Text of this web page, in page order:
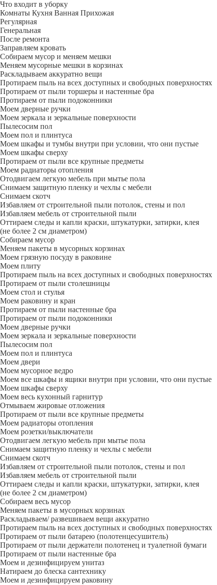
Что входит в уборку
Регу­лярная
Гене­ральная
После ремонта
Заправляем кровать
Собираем мусор и меняем мешки
Меняем мусорные мешки в корзинах
Раскладываем аккуратно вещи
Протираем пыль на всех доступных и свободных поверхностях
Протираем от пыли торшеры и настенные бра
Протираем от пыли подоконники
Моем дверные ручки
Моем зеркала и зеркальные поверхности
Пылесосим пол
Моем пол и плинтуса
Моем шкафы и тумбы внутри при условии, что они пустые
Моем шкафы сверху
Протираем от пыли все крупные предметы
Моем радиаторы отопления
Отодвигаем легкую мебель при мытье пола
Снимаем защитную пленку и чехлы с мебели
Снимаем скотч
Избавляем от строительной пыли потолок, стены и пол
Избавляем мебель от строительной пыли
Оттираем следы и капли краски, штукатурки, затирки, клея
(не более 2 см диаметром)
Собираем мусор
Меняем пакеты в мусорных корзинах
Моем грязную посуду в раковине
Моем плиту
Протираем пыль на всех доступных и свободных поверхностях
Протираем от пыли столешницы
Моем стол и стулья
Моем раковину и кран
Протираем от пыли настенные бра
Протираем от пыли подоконники
Моем дверные ручки
Моем зеркала и зеркальные поверхности
Пылесосим пол
Моем пол и плинтуса
Моем двери
Моем мусорное ведро
Моем все шкафы и ящики внутри при условии, что они пустые
Моем шкафы сверху
Моем весь кухонный гарнитур
Отмываем жировые отложения
Протираем от пыли все крупные предметы
Моем радиаторы отопления
Моем розетки/выключатели
Отодвигаем легкую мебель при мытье пола
Снимаем защитную пленку и чехлы с мебели
Снимаем скотч
Избавляем от строительной пыли потолок, стены и пол
Избавляем мебель от строительной пыли
Оттираем следы и капли краски, штукатурки, затирки, клея
(не более 2 см диаметром)
Собираем весь мусор
Меняем пакеты в мусорных корзинах
Раскладываем/ развешиваем вещи аккуратно
Протираем пыль на всех доступных и свободных поверхностях
Протираем от пыли батарею (полотенцесушитель)
Протираем от пыли держатели полотенец и туалетной бумаги
Протираем от пыли настенные бра
Моем и дезинфицируем унитаз
Натираем до блеска сантехнику
Моем и дезинфицируем раковину